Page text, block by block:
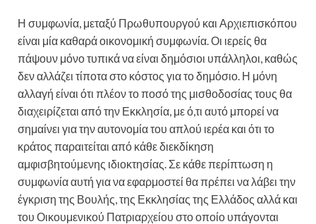
Η συμφωνία, μεταξύ Πρωθυπουργού και Αρχιεπισκόπου
είναι μία καθαρά οικονομική συμφωνία. Οι ιερείς θα
πάψουν μόνο τυπικά να είναι δημόσιοι υπάλληλοι, καθώς
δεν αλλάζει τίποτα στο κόστος για το δημόσιο. Η μόνη
αλλαγή είναι ότι πλέον το ποσό της μισθοδοσίας τους θα
διαχειρίζεται από την Εκκλησία, με ό,τι αυτό μπορεί να
σημαίνει για την αυτονομία του απλού ιερέα και ότι το
κράτος παραιτείται από κάθε διεκδίκηση
αμφισβητούμενης ιδιοκτησίας. Σε κάθε περίπτωση η
συμφωνία αυτή για να εφαρμοστεί θα πρέπει να λάβει την
έγκριση της Βουλής, της Εκκλησίας της Ελλάδος αλλά και
του Οικουμενικού Πατριαρχείου στο οποίο υπάγονται